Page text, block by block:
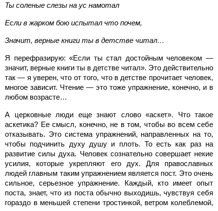
Ты соленые слезы на ус намотал
Если в жарком бою испытал что почем,
Значит, верные книги ты в детстве читал…
Я перефразирую: «Если ты стал достойным человеком —
значит, верные книги ты в детстве читал». Это действительно
так — я уверен, что от того, что в детстве прочитает человек,
многое зависит. Чтение — это тоже упражнение, конечно, и в
любом возрасте…
А церковные люди еще знают слово «аскет». Что такое
аскетика? Ее смысл, конечно, не в том, чтобы во всем себе
отказывать. Это система упражнений, направленных на то,
чтобы подчинить духу душу и плоть. То есть как раз на
развитие силы духа. Человек сознательно совершает некие
усилия, которые укрепляют его дух. Для православных
людей главным таким упражнением является пост. Это очень
сильное, серьезное упражнение. Каждый, кто имеет опыт
поста, знает, что из поста обычно выходишь, чувствуя себя
гораздо в меньшей степени тростинкой, ветром колеблемой,